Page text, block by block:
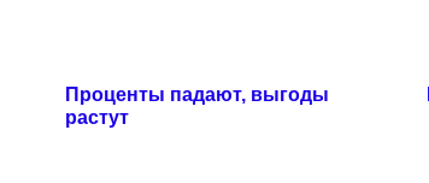
Проценты падают, выгоды
растут